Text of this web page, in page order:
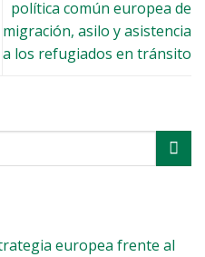
política común europea de
migración, asilo y asistencia
a los refugiados en tránsito
europea frente al